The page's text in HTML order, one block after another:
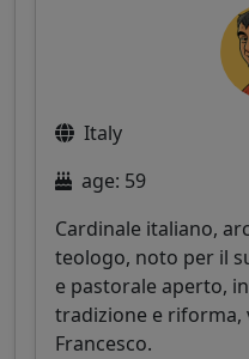
Italy
age: 59
Cardinale italiano,
teologo, noto per il
e pastorale aperto,
tradizione e riforma,
Francesco.